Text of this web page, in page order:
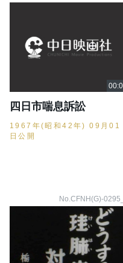
四日市喘息訴訟
1967年(昭和42年) 09月01
日公開
No.CFNH(G)-